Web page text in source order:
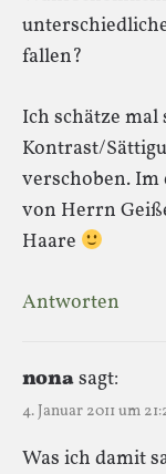
fallen?
Ich schätze mal
Kontrast/
verschoben.
von Herrn
Haare
Antworten
nonasagt:
4. Januar 2011 um
Was ich damit